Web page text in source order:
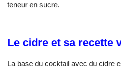
teneur en sucre.
Le cidre et sa recette
La base du cocktail avec du cidre